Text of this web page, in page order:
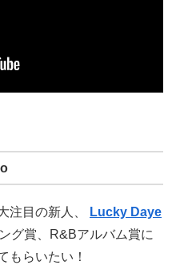
注目の新人、
Lucky Daye
グ賞、R&Bアルバム賞に
もらいたい！